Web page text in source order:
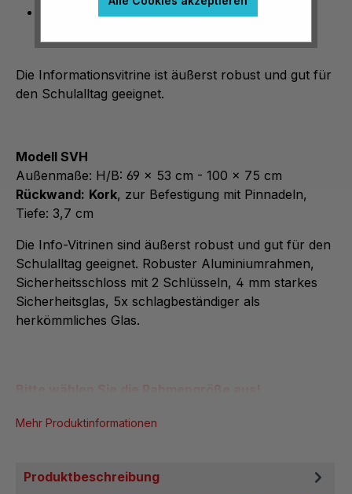
Die Informationsvitrine ist äußerst robust und gut für
den Schulalltag geeignet.
Modell SVH
Außenmaße: H/B: 69 x 53 cm - 100 x 75 cm
Rückwand: Kork, zur Befestigung mit Pinnadeln,
Tiefe: 3,7 cm
Die Info-Vitrinen sind äußerst robust und gut für den
Schulalltag geeignet. Robuster Aluminiumrahmen,
Sicherheitsschloss mit 2 Schlüsseln, 4 mm starkes
Sicherheitsglas, 5x schlagbeständiger als
herkömmliches Glas.
Mehr Produktinformationen
Produktbeschreibung